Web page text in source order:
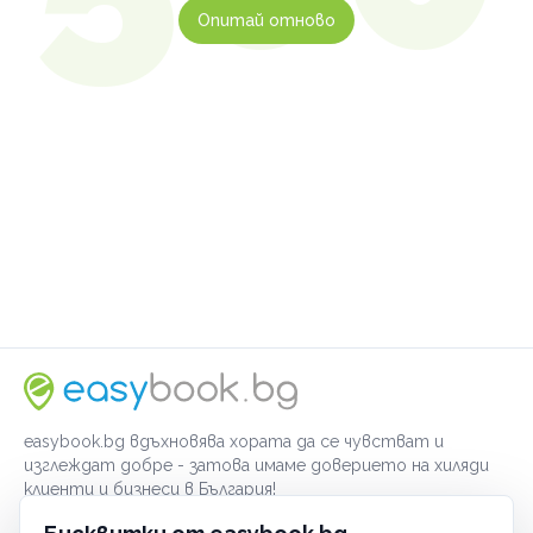
Опитай отново
easybook.bg вдъхновява хората да се чувстват и
изглеждат добре - затова имаме доверието на хиляди
клиенти и бизнеси в България!